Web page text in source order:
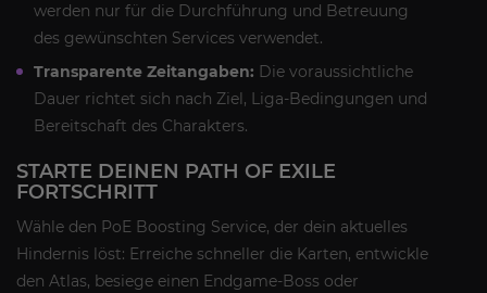
werden nur für die Durchführung und Betreuung
des gewünschten Services verwendet.
Transparente Zeitangaben: Die voraussichtliche
Dauer richtet sich nach Ziel, Liga-Bedingungen und
Bereitschaft des Charakters.
STARTE DEINEN PATH OF EXILE
FORTSCHRITT
Wähle den PoE Boosting Service, der dein aktuelles
Hindernis löst: Erreiche schneller die Karten, entwickle
den Atlas, besiege einen Endgame-Boss oder